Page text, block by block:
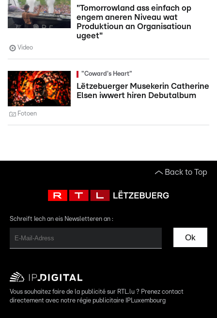
"Tomorrowland ass einfach op
engem aneren Niveau wat
Produktioun an Organisatioun
ugeet"
Video
"Coward's Heart"
Lëtzebuerger Musekerin Catherine
Elsen iwwert hiren Debutalbum
Fotoen
Back to Top
Schreift Iech an eis Newsletteren an :
Ok
Vous souhaitez faire de la publicité sur RTL.lu ? Prenez contact
directement avec notre régie publicitaire IPLuxembourg